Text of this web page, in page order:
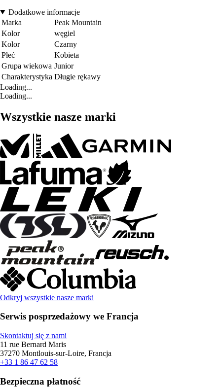
Dodatkowe informacje
Marka
Peak Mountain
Kolor
węgiel
Kolor
Czarny
Płeć
Kobieta
Grupa wiekowa Junior
Charakterystyka Długie rękawy
Loading...
Loading...
Wszystkie nasze marki
Odkryj wszystkie nasze marki
Serwis posprzedażowy we Francja
Skontaktuj się z nami
11 rue Bernard Maris
37270 Montlouis-sur-Loire, Francja
+33 1 86 47 62 58
Bezpieczna płatność